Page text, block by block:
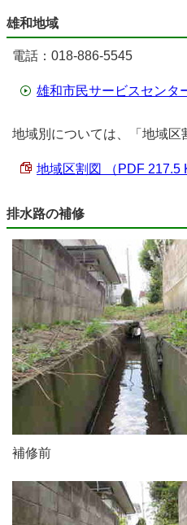
雄和地域
電話：018-886-5545
雄和市民サービスセンタ
地域別については、「地域区
地域区割図 （PDF 217.5
排水路の補修
補修前